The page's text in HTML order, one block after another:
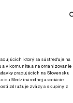
ktorý sa sústreďuje na
v komunite, a na organizovanie
pracujúcich na Slovensku
Medzinárodnej asociácie
združuje zväzy a skupiny z